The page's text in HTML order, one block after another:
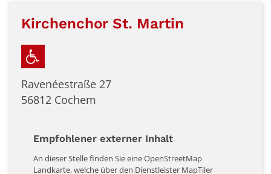
Kirchenchor St. Martin
Ravenéestraße 27
56812 Cochem
Empfohlener externer Inhalt
An dieser Stelle finden Sie eine OpenStreetMap
Landkarte, welche über den Dienstleister MapTiler